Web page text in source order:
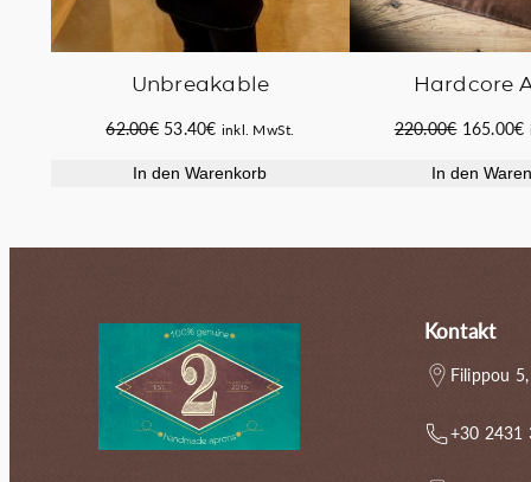
Unbreakable
62.00€ Ursprünglicher
war:
53.40€Aktueller
ist:
inkl. MwSt.
In den Warenkorb
Hardcore
220.00€
war:
165.00€
In den
Kontakt
Filippou 5,
+30 2431